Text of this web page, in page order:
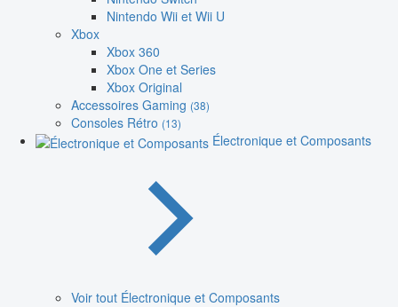
Nintendo Wii et Wii U
Xbox
Xbox 360
Xbox One et Series
Xbox Original
Accessoires Gaming (38)
Consoles Rétro (13)
Électronique et Composants
Voir tout Électronique et Composants